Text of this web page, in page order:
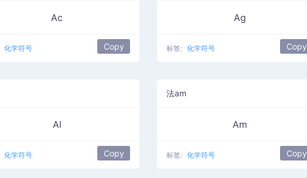
Ac
化学符号 Copy
Ag
标签: 化学符号 Copy
Al
化学符号 Copy
法am
Am
标签: 化学符号 Copy